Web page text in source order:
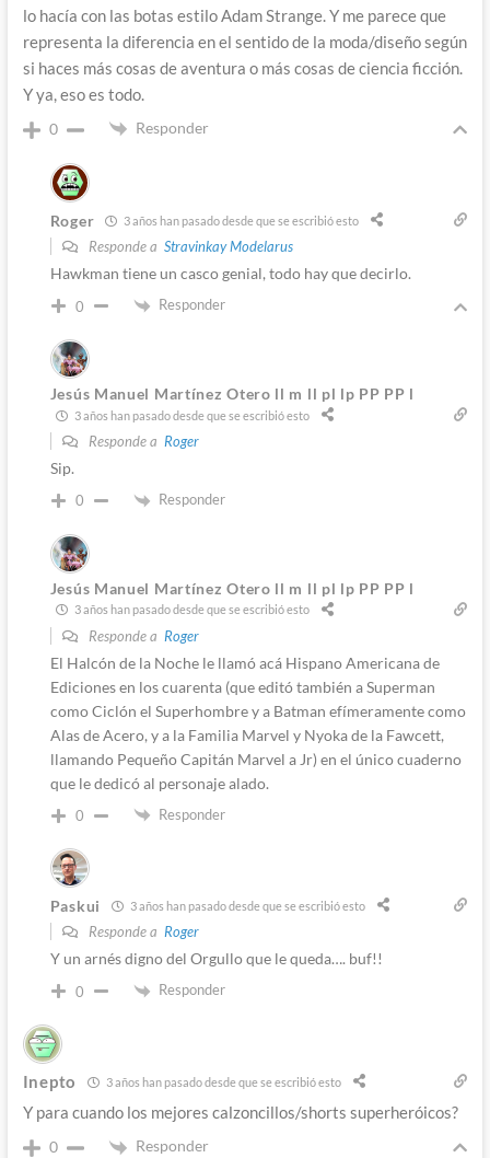
lo hacía con las botas estilo Adam Strange. Y me parece que
representa la diferencia en el sentido de la moda/diseño según
si haces más cosas de aventura o más cosas de ciencia ficción.
Y ya, eso es todo.
0 Responder
Roger 3 años han pasado desde que se escribió esto
Responde a Stravinkay Modelarus
Hawkman tiene un casco genial, todo hay que decirlo.
0 Responder
Jesús Manuel Martínez Otero ll m ll pl lp PP PP l
3 años han pasado desde que se escribió esto
Responde a Roger
Sip.
0 Responder
Jesús Manuel Martínez Otero ll m ll pl lp PP PP l
3 años han pasado desde que se escribió esto
Responde a Roger
El Halcón de la Noche le llamó acá Hispano Americana de
Ediciones en los cuarenta (que editó también a Superman
como Ciclón el Superhombre y a Batman efímeramente como
Alas de Acero, y a la Familia Marvel y Nyoka de la Fawcett,
llamando Pequeño Capitán Marvel a Jr) en el único cuaderno
que le dedicó al personaje alado.
0 Responder
Paskui 3 años han pasado desde que se escribió esto
Responde a Roger
Y un arnés digno del Orgullo que le queda…. buf!!
0 Responder
Inepto 3 años han pasado desde que se escribió esto
Y para cuando los mejores calzoncillos/shorts superheróicos?
0 Responder